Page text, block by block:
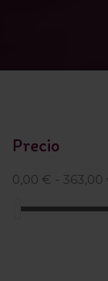
Precio
0,00 € - 363,00